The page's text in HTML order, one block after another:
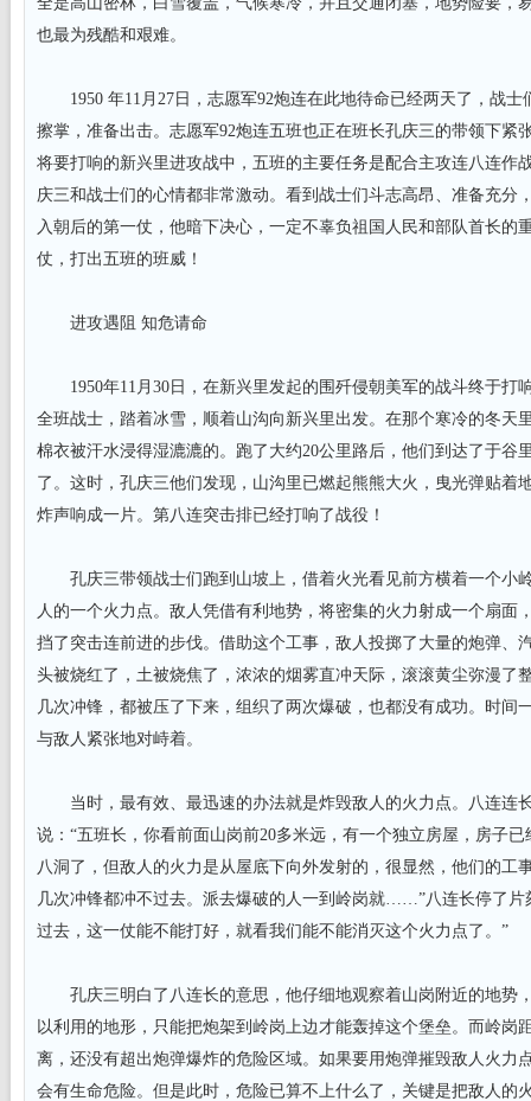
也最为残酷和艰难。
1950 年11月27日，志愿军92炮连在此地待命已经两天了，战士
擦掌，准备出击。志愿军92炮连五班也正在班长孔庆三的带领下紧
将要打响的新兴里进攻战中，五班的主要任务是配合主攻连八连作
庆三和战士们的心情都非常激动。看到战士们斗志高昂、准备充分
入朝后的第一仗，他暗下决心，一定不辜负祖国人民和部队首长的
仗，打出五班的班威！
进攻遇阻 知危请命
1950年11月30日，在新兴里发起的围歼侵朝美军的战斗终于打
全班战士，踏着冰雪，顺着山沟向新兴里出发。在那个寒冷的冬天
棉衣被汗水浸得湿漉漉的。跑了大约20公里路后，他们到达了于谷
了。这时，孔庆三他们发现，山沟里已燃起熊熊大火，曳光弹贴着
炸声响成一片。第八连突击排已经打响了战役！
孔庆三带领战士们跑到山坡上，借着火光看见前方横着一个小
人的一个火力点。敌人凭借有利地势，将密集的火力射成一个扇面
挡了突击连前进的步伐。借助这个工事，敌人投掷了大量的炮弹、
头被烧红了，土被烧焦了，浓浓的烟雾直冲天际，滚滚黄尘弥漫了
几次冲锋，都被压了下来，组织了两次爆破，也都没有成功。时间
与敌人紧张地对峙着。
当时，最有效、最迅速的办法就是炸毁敌人的火力点。八连连
说：“五班长，你看前面山岗前20多米远，有一个独立房屋，房子
八洞了，但敌人的火力是从屋底下向外发射的，很显然，他们的工
几次冲锋都冲不过去。派去爆破的人一到岭岗就……”八连长停了片
过去，这一仗能不能打好，就看我们能不能消灭这个火力点了。”
孔庆三明白了八连长的意思，他仔细地观察着山岗附近的地势
以利用的地形，只能把炮架到岭岗上边才能轰掉这个堡垒。而岭岗
离，还没有超出炮弹爆炸的危险区域。如果要用炮弹摧毁敌人火力
会有生命危险。但是此时，危险已算不上什么了，关键是把敌人的